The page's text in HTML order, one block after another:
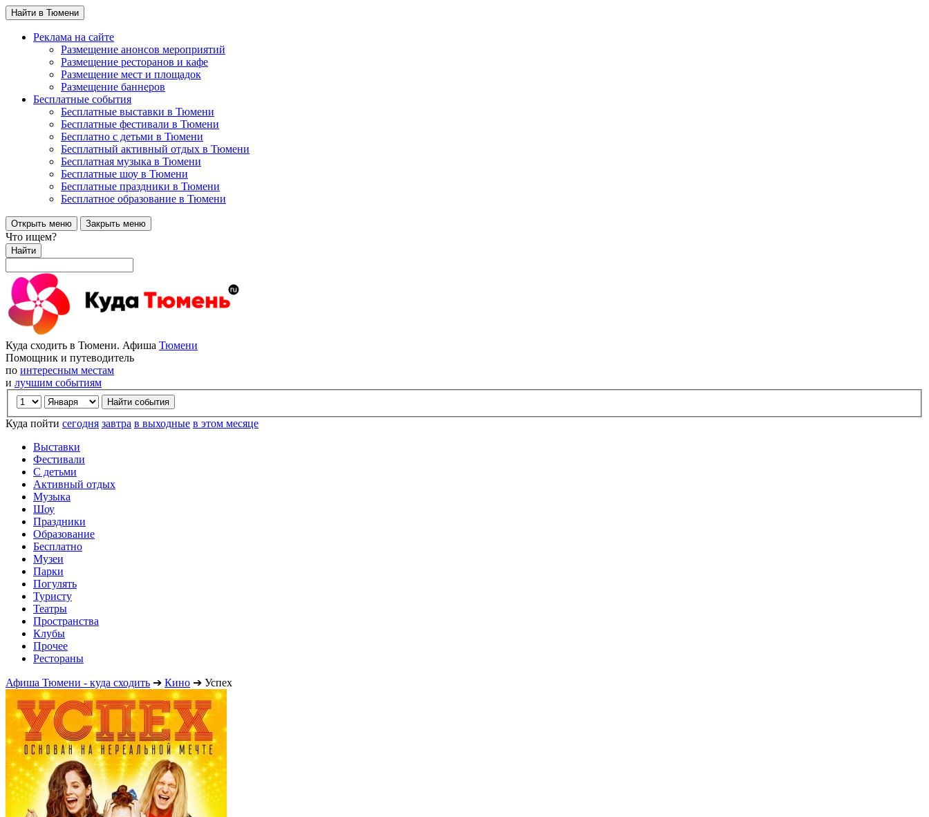
Найти в Тюмени
Реклама на сайте
Размещение анонсов мероприятий
Размещение ресторанов и кафе
Размещение мест и площадок
Размещение баннеров
Бесплатные события
Бесплатные выставки в Тюмени
Бесплатные фестивали в Тюмени
Бесплатно с детьми в Тюмени
Бесплатный активный отдых в Тюмени
Бесплатная музыка в Тюмени
Бесплатные шоу в Тюмени
Бесплатные праздники в Тюмени
Бесплатное образование в Тюмени
Открыть меню Закрыть меню
Что ищем?
Найти
Куда сходить в Тюмени. Афиша Тюмени
Помощник и путеводитель
по интересным местам
и лучшим событиям
Куда пойти сегодня завтра в выходные в этом месяце
Выставки
Фестивали
С детьми
Активный отдых
Музыка
Шоу
Праздники
Образование
Бесплатно
Музеи
Парки
Погулять
Туристу
Театры
Пространства
Клубы
Прочее
Рестораны
Афиша Тюмени - куда сходить ➔ Кино ➔ Успех